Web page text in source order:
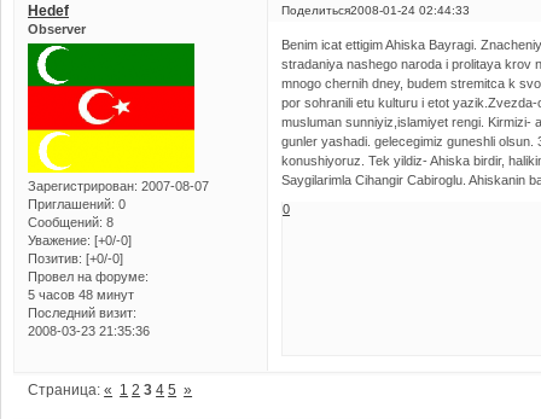
Поделиться2008-01-24 02:44:33
Hedef
Observer
Зарегистрирован: 2007-08-07
Приглашений: 0
Сообщений: 8
Уважение: [+0/-0]
Позитив: [+0/-0]
Провел на форуме:
5 часов 48 минут
Последний визит:
2008-03-23 21:35:36
Benim icat ettigim Ahiska Bayragi.
stradaniya nashego naroda i prolitaya krov
mnogo chernih dney, budem stremitca k
por sohranili etu kulturu i etot
musluman sunniyiz,islamiyet rengi. Kirmizi-
gunler yashadi. gelecegimiz guneshli
konushiyoruz. Tek yildiz- Ahiska birdir,
Saygilarimla Cihangir Cabiroglu. Ahiskanin
0
Страница:« 1 2 3 4 5 »